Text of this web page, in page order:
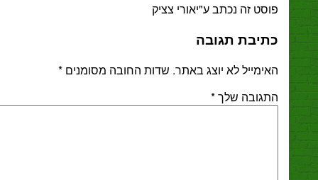
זה נכתב ע"יאורי צציק
תגובה
לא יוצג באתר.שדות החובה מסומנים*
שלך*